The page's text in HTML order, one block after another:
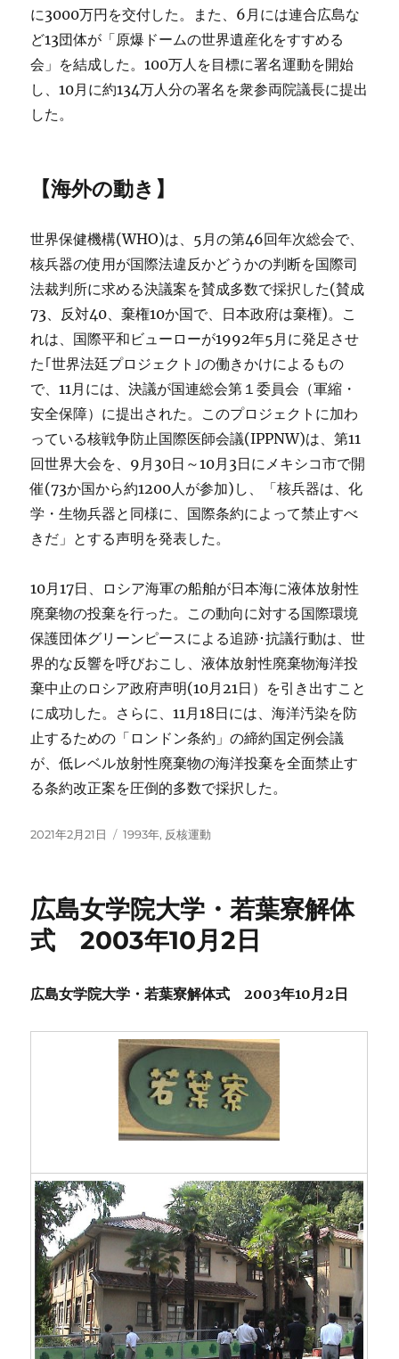
に3000万円を交付した。また、6月には連合広島な
ど13団体が「原爆ドームの世界遺産化をすすめる
会」を結成した。100万人を目標に署名運動を開始
し、10月に約134万人分の署名を衆参両院議長に提出
した。
【海外の動き】
世界保健機構(WHO)は、5月の第46回年次総会で、
核兵器の使用が国際法違反かどうかの判断を国際司
法裁判所に求める決議案を賛成多数で採択した(賛成
73、反対40、棄権10か国で、日本政府は棄権)。こ
れは、国際平和ビューローが1992年5月に発足させ
た｢世界法廷プロジェクト｣の働きかけによるもの
で、11月には、決議が国連総会第１委員会（軍縮・
安全保障）に提出された。このプロジェクトに加わ
っている核戦争防止国際医師会議(IPPNW)は、第11
回世界大会を、9月30日～10月3日にメキシコ市で開
催(73か国から約1200人が参加)し、「核兵器は、化
学・生物兵器と同様に、国際条約によって禁止すべ
きだ」とする声明を発表した。
10月17日、ロシア海軍の船舶が日本海に液体放射性
廃棄物の投棄を行った。この動向に対する国際環境
保護団体グリーンピースによる追跡･抗議行動は、世
界的な反響を呼びおこし、液体放射性廃棄物海洋投
棄中止のロシア政府声明(10月21日）を引き出すこと
に成功した。さらに、11月18日には、海洋汚染を防
止するための「ロンドン条約」の締約国定例会議
が、低レベル放射性廃棄物の海洋投棄を全面禁止す
る条約改正案を圧倒的多数で採択した。
投
2021年2月21日
カ
ー
1993年, 反核運動
広島女学院大学・若葉寮解体
式 2003年10月2日
広島女学院大学・若葉寮解体式 2003年10月2日